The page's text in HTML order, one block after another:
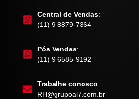
Central de Vendas:
(11) 9 8879-7364
Pós Vendas:
(11) 9 6585-9192
Trabalhe conosco:
RH@grupoal7.com.br